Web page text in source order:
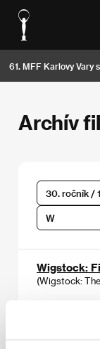
61. MFF Karlovy Vary
Archív
30. ročník /
W
Wigstock:
(Wigstock: